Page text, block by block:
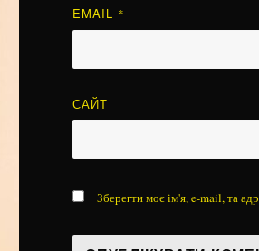
EMAIL *
САЙТ
Зберегти моє ім'я, e-mail, та